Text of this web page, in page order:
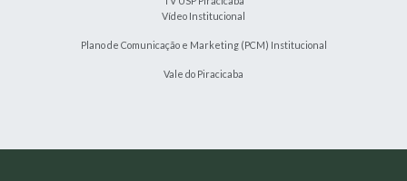
Vídeo Institucional
Plano de Comunicação e Marketing (PCM) Institucional
Vale do Piracicaba